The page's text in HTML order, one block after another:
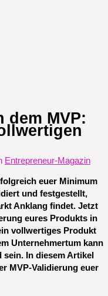
dem MVP:
Entrepreneur-Magazin
euer Minimum
und festgestellt,
Anklang findet. Jetzt
eures Produkts in
vollwertiges Produkt
Unternehmertum kann
In diesem Artikel
MVP-Validierung euer